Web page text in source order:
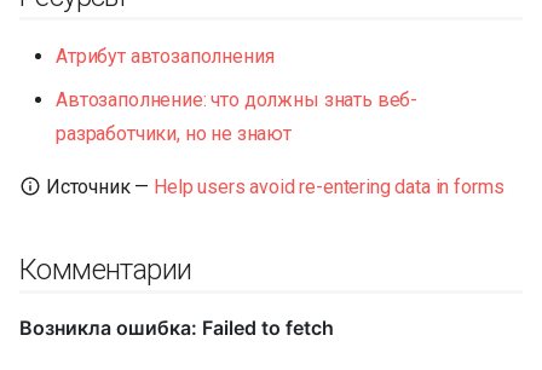
Атрибут автозаполнения
Автозаполнение: что должны знать веб-
разработчики, но не знают
Источник — Help users avoid re-entering data in forms
Комментарии